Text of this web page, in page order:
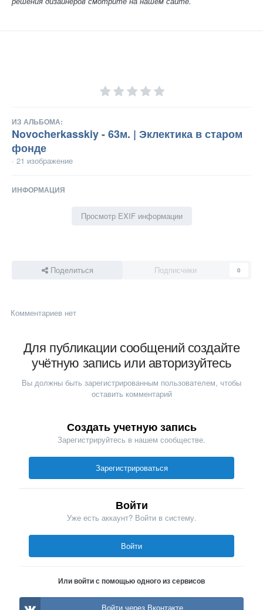
ИЗ АЛЬБОМА:
Novocherkasskiy - 63м. | Эклектика в старом
фонде
· 21 изображение
ИНФОРМАЦИЯ
Просмотр EXIF информации
Поделиться Подписчики 0
Комментариев нет
Для публикации сообщений создайте
учётную запись или авторизуйтесь
Вы должны быть зарегистрированным пользователем, чтобы
оставить комментарий
Создать учетную запись
Зарегистрируйтесь в нашем сообществе.
Зарегистрироваться
Войти
Уже есть аккаунт? Войти в систему.
Войти
Или войти с помощью одного из сервисов
Войти через Вконтакте